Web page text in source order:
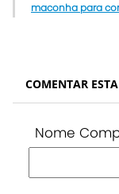
maconha para
COMENTAR
Nome